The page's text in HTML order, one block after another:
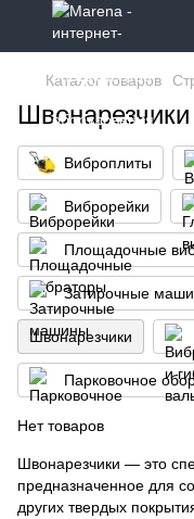
Каталог товаров
Швонарезчики
Виброплиты
Виброрейки
Площадочные
Затирочные
Швонарезчики
Парковочное
Нет товаров
Швонарезчики — это
предназначенное для
других твердых